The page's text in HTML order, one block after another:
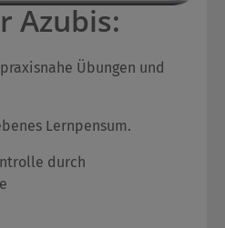
Azubis:
Übungen und
Lernpensum.
durch